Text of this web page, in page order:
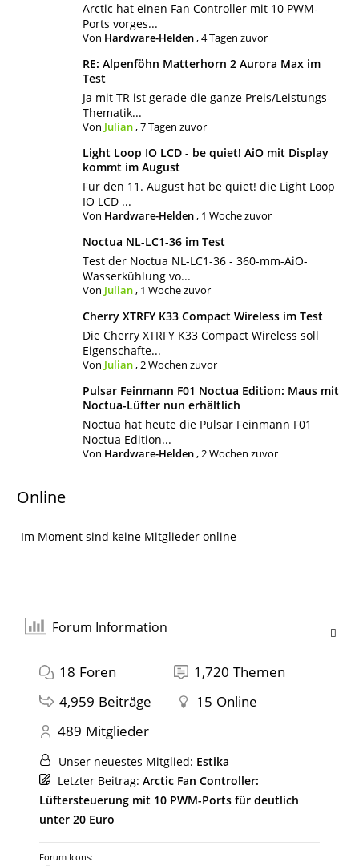
Arctic hat einen Fan Controller mit 10 PWM-
Ports vorges...
Von Hardware-Helden,4 Tagen zuvor
RE: Alpenföhn Matterhorn 2 Aurora Max im
Test
Ja mit TR ist gerade die ganze Preis/Leistungs-
Thematik...
Von Julian,7 Tagen zuvor
Light Loop IO LCD - be quiet! AiO mit Display
kommt im August
Für den 11. August hat be quiet! die Light Loop
IO LCD ...
Von Hardware-Helden, 1 Woche zuvor
Noctua NL-LC1-36 im Test
Test der Noctua NL-LC1-36 - 360-mm-AiO-
Wasserkühlung vo...
Von Julian, 1 Woche zuvor
Cherry XTRFY K33 Compact Wireless im Test
Die Cherry XTRFY K33 Compact Wireless soll
Eigenschafte...
Von Julian,2 Wochen zuvor
Pulsar Feinmann F01 Noctua Edition: Maus mit
Noctua-Lüfter nun erhältlich
Noctua hat heute die Pulsar Feinmann F01
Noctua Edition...
Von Hardware-Helden,2 Wochen zuvor
Online
Im Moment sind keine Mitglieder online
Forum Information
18 Foren 1,720 Themen
4,959 Beiträge 15 Online
489 Mitglieder
Unser neuestes Mitglied: Estika
Letzter Beitrag: Arctic Fan Controller:
Lüftersteuerung mit 10 PWM-Ports für deutlich
unter 20 Euro
Forum Icons: